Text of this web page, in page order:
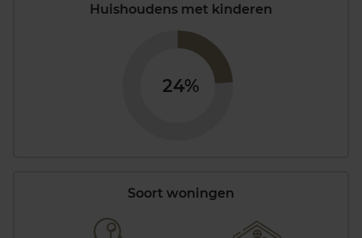
Huishoudens met kinderen
24%
Soort woningen